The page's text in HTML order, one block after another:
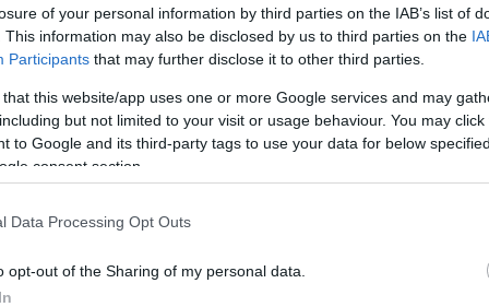
of your personal information by third parties on the IAB’s list of
This information may also be disclosed by us to third parties on the
Participants that may further disclose it to other third parties.
that this website/app uses one or more Google services and may
but not limited to your visit or usage behaviour. You may
to Google and its third-party tags to use your data for below
consent section.
Data Processing Opt Outs
opt-out of the Sharing of my personal data.
μισθώματος από τον μισθωτή ή β)
των λογαριασμών κοινής
ο ιδιοκτήτης μπορεί να προβεί σε
και εν συνεχεία έχει τη δυνατότητα
για την αποβολή του μισθωτή
18:49
18:47
18:35